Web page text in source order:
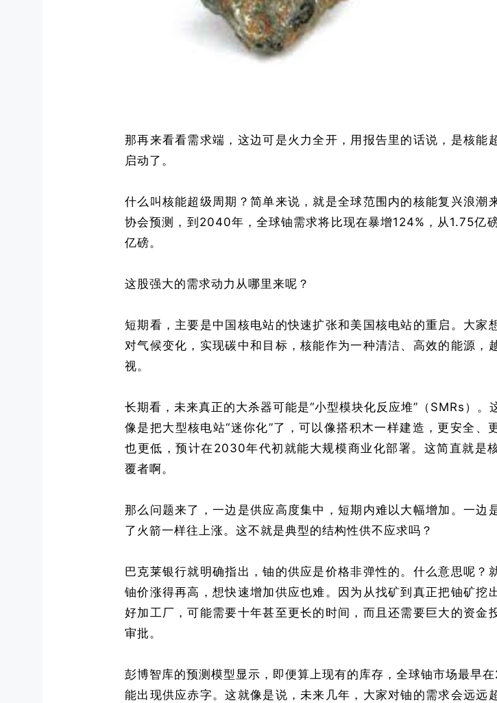
那再来看看需求端，这边可是火力全开，用报告里的话说，是核能
启动了。
什么叫核能超级周期？简单来说，就是全球范围内的核能复兴浪潮
协会预测，到2040年，全球铀需求将比现在暴增124%，从1.75亿
亿磅。
这股强大的需求动力从哪里来呢？
短期看，主要是中国核电站的快速扩张和美国核电站的重启。大家
对气候变化，实现碳中和目标，核能作为一种清洁、高效的能源，
视。
长期看，未来真正的大杀器可能是“小型模块化反应堆”（SMRs）。
像是把大型核电站“迷你化”了，可以像搭积木一样建造，更安全、
也更低，预计在2030年代初就能大规模商业化部署。这简直就是
覆者啊。
那么问题来了，一边是供应高度集中，短期内难以大幅增加。一边
了火箭一样往上涨。这不就是典型的结构性供不应求吗？
巴克莱银行就明确指出，铀的供应是价格非弹性的。什么意思呢？
铀价涨得再高，想快速增加供应也难。因为从找矿到真正把铀矿挖
好加工厂，可能需要十年甚至更长的时间，而且还需要巨大的资金
审批。
彭博智库的预测模型显示，即便算上现有的库存，全球铀市场最早
能出现供应赤字。这就像是说，未来几年，大家对铀的需求会远远